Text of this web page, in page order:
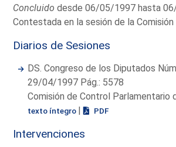
Concluido desde 06/05/1997 hasta
Contestada en la sesión de la
Diarios de Sesiones
DS. Congreso de los Diputados
29/04/1997 Pág.: 5578
Comisión de Control Parlamentario
texto íntegro | PDF
Intervenciones